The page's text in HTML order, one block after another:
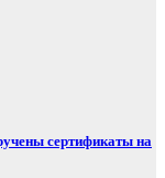
сертификаты на